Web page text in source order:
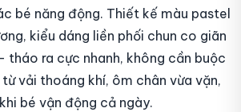
bé năng động. Thiết kế màu pastel
, kiểu dáng liền phối chun co giãn
tháo ra cực nhanh, không cần buộc
từvải thoáng khí, ôm chân vừa vặn,
bé vận động cả ngày.